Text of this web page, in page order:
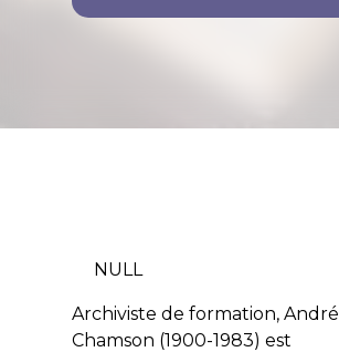
NULL
Archiviste de formation, André
Chamson (1900-1983) est